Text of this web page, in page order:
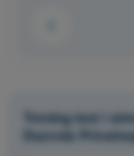
Trening test i
Dozvola